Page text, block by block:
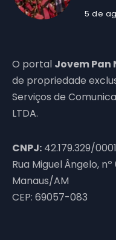
5 de
O portal Jovem Pan
de propriedade
Serviços de
LTDA.
CNPJ: 42.179.329/
Rua Miguel Ângelo,
Manaus/AM
CEP: 69057-083